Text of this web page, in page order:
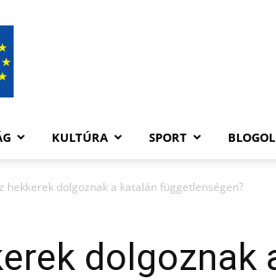
KULTÚRA SPORT
hekkerek dolgoznak a katalán függetlenségen?
dolgoznak